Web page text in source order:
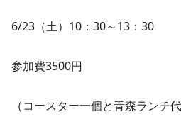
6/23（土）10：30～13：30
参加費3500円
（コースター一個と青森ランチ代